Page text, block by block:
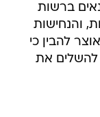
ברשות
והנחישות
להבין כי
להשלים את